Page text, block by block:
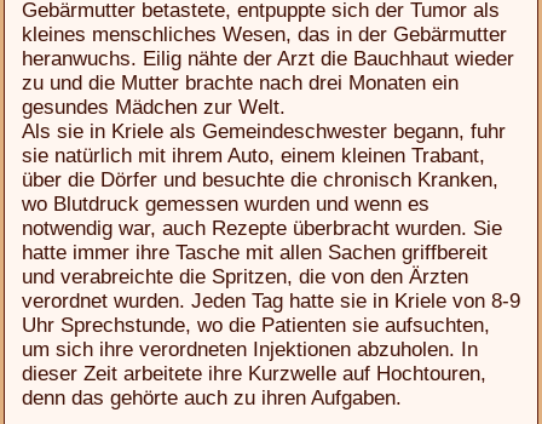
Gebärmutter betastete, entpuppte sich der Tumor als
kleines menschliches Wesen, das in der Gebärmutter
heranwuchs. Eilig nähte der Arzt die Bauchhaut wieder
zu und die Mutter brachte nach drei Monaten ein
gesundes Mädchen zur Welt.
Als sie in Kriele als Gemeindeschwester begann, fuhr
sie natürlich mit ihrem Auto, einem kleinen Trabant,
über die Dörfer und besuchte die chronisch Kranken,
wo Blutdruck gemessen wurden und wenn es
notwendig war, auch Rezepte überbracht wurden. Sie
hatte immer ihre Tasche mit allen Sachen griffbereit
und verabreichte die Spritzen, die von den Ärzten
verordnet wurden. Jeden Tag hatte sie in Kriele von 8-9
Uhr Sprechstunde, wo die Patienten sie aufsuchten,
um sich ihre verordneten Injektionen abzuholen. In
dieser Zeit arbeitete ihre Kurzwelle auf Hochtouren,
denn das gehörte auch zu ihren Aufgaben.